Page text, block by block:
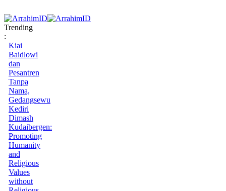
Trending
:
Kiai
Baidlowi
dan
Pesantren
Tanpa
Nama,
Gedangsewu
Kediri
Dimash
Kudaibergen:
Promoting
Humanity
and
Religious
Values
without